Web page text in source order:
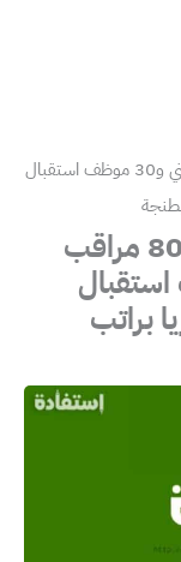
الجديد .. مطلوب توظيف 80 مراقب ومساعد أمني و30 موظف استقبال
الجديد .. مطلوب توظيف 80 مراقب
موظف استقبال
براتب